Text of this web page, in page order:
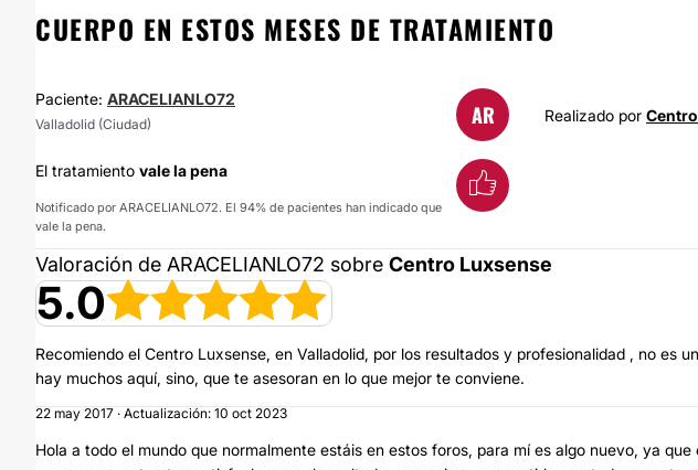
CUERPO EN ESTOS MESES DE TRATAMIENTO
Paciente: ARACELIANLO72
Valladolid (Ciudad) AR Realizado por
El tratamiento vale la pena
Notificado por ARACELIANLO72. El 94% de pacientes han indicado que
vale la pena.
Valoración de ARACELIANLO72 sobre Centro Luxsense
5.0
Recomiendo el Centro Luxsense, en Valladolid, por los resultados y profesionalidad , no es
hay muchos aquí, sino, que te asesoran en lo que mejor te conviene.
22 may 2017 · Actualización: 10 oct 2023
Hola a todo el mundo que normalmente estáis en estos foros, para mí es algo nuevo, ya